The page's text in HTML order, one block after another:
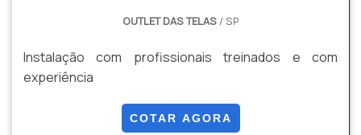
OUTLET DAS TELAS/ SP
Instalação com profissionais treinados e com
experiência
COTAR AGORA